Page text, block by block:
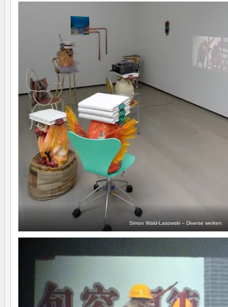
Simon Wald-Lasowski – Diverse werken